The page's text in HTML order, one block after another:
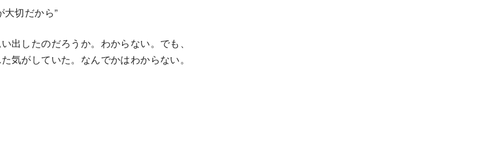
切だから”
したのだろうか。わからない。でも、
気がしていた。なんでかはわからない。